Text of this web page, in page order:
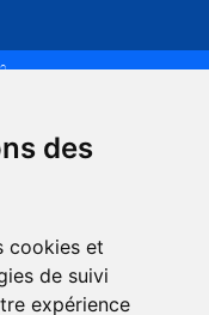
des
cookies et
de suivi
expérience
et 230.000